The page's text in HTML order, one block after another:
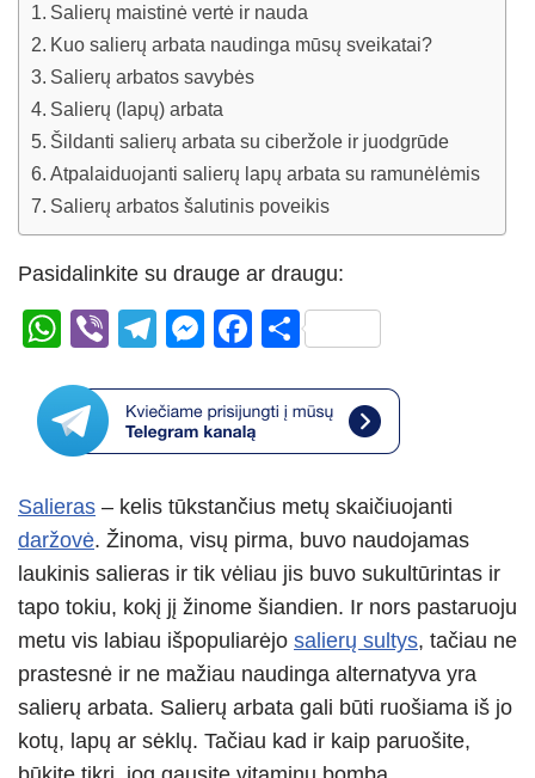
Salierų maistinė vertė ir nauda
Kuo salierų arbata naudinga mūsų sveikatai?
Salierų arbatos savybės
Salierų (lapų) arbata
Šildanti salierų arbata su ciberžole ir juodgrūde
Atpalaiduojanti salierų lapų arbata su ramunėlėmis
Salierų arbatos šalutinis poveikis
Pasidalinkite su drauge ar draugu:
W
at
s
p
p
Vi
er
T
e
gr
m
M
ss
e
g
er
F
c
e
o
o
k
S
ar
e
Salieras – kelis tūkstančius metų skaičiuojanti
daržovė. Žinoma, visų pirma, buvo naudojamas
laukinis salieras ir tik vėliau jis buvo sukultūrintas ir
tapo tokiu, kokį jį žinome šiandien. Ir nors pastaruoju
metu vis labiau išpopuliarėjo salierų sultys, tačiau ne
prastesnė ir ne mažiau naudinga alternatyva yra
salierų arbata. Salierų arbata gali būti ruošiama iš jo
kotų, lapų ar sėklų. Tačiau kad ir kaip paruošite,